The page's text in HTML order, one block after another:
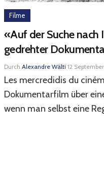
Filme
«Auf der Suche nach
gedrehter
Durch Alexandre Wälti·12
Les mercredidis du
Dokumentarfilm über
wenn man selbst eine